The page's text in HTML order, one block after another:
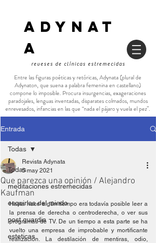
ADYNAT
a
reveses de clínicas estremecidas
Entre las figuras poéticas y retóricas, Adynata (plural de
Adynaton, que suena a palabra femenina en castellano)
compone lo imposible. Procura insurgencias, exageraciones
paradojales, lenguas inventadas, disparates colmados, mundos
enrevesados, infancias en las que “nada el pájaro y vuela el pez”.
Entrada
Todas
meditaciones estremecidas
esquirlas del miedo
post guardia
esteticas
Todas
Que parezca una opinión / Alejandro
Kaufman
Revista Adynata
5 may 2021
Hasta hace algún tiempo era todavía posible leer a
la prensa de derecha o centroderecha, o ver sus
programas de TV. De un tiempo a esta parte se ha
vuelto una empresa de improbable y mortificante
realización. La destilación de mentiras, odio,